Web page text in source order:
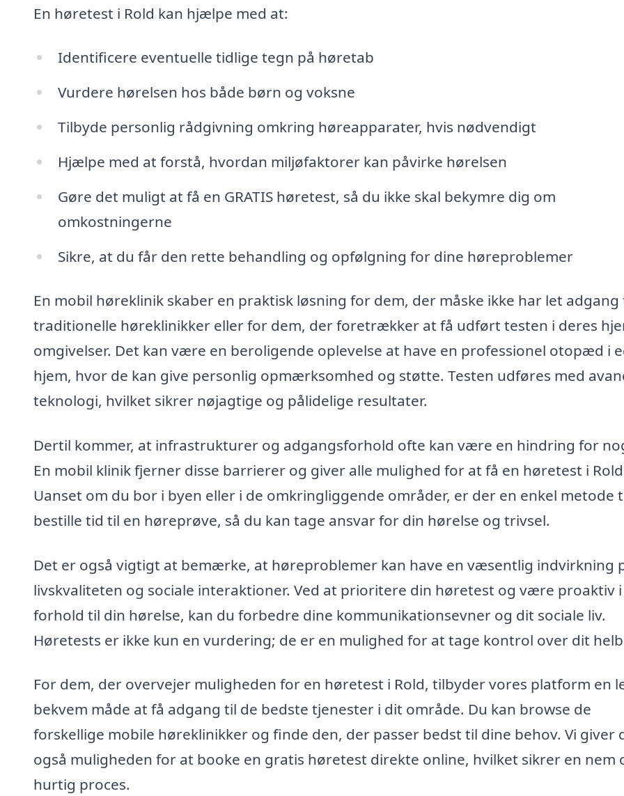
En høretest i Rold kan hjælpe med at:
Identificere eventuelle tidlige tegn på høretab
Vurdere hørelsen hos både børn og voksne
Tilbyde personlig rådgivning omkring høreapparater, hvis nødvendigt
Hjælpe med at forstå, hvordan miljøfaktorer kan påvirke hørelsen
Gøre det muligt at få en GRATIS høretest, så du ikke skal bekymre dig om
omkostningerne
Sikre, at du får den rette behandling og opfølgning for dine høreproblemer
En mobil høreklinik skaber en praktisk løsning for dem, der måske ikke har let adgang
traditionelle høreklinikker eller for dem, der foretrækker at få udført testen i deres
omgivelser. Det kan være en beroligende oplevelse at have en professionel otopæd i
hjem, hvor de kan give personlig opmærksomhed og støtte. Testen udføres med
teknologi, hvilket sikrer nøjagtige og pålidelige resultater.
Dertil kommer, at infrastrukturer og adgangsforhold ofte kan være en hindring for
En mobil klinik fjerner disse barrierer og giver alle mulighed for at få en høretest i
Uanset om du bor i byen eller i de omkringliggende områder, er der en enkel metode
bestille tid til en høreprøve, så du kan tage ansvar for din hørelse og trivsel.
Det er også vigtigt at bemærke, at høreproblemer kan have en væsentlig indvirkning
livskvaliteten og sociale interaktioner. Ved at prioritere din høretest og være proaktiv i
forhold til din hørelse, kan du forbedre dine kommunikationsevner og dit sociale liv.
Høretests er ikke kun en vurdering; de er en mulighed for at tage kontrol over dit
For dem, der overvejer muligheden for en høretest i Rold, tilbyder vores platform en
bekvem måde at få adgang til de bedste tjenester i dit område. Du kan browse de
forskellige mobile høreklinikker og finde den, der passer bedst til dine behov. Vi giver
også muligheden for at booke en gratis høretest direkte online, hvilket sikrer en nem
hurtig proces.